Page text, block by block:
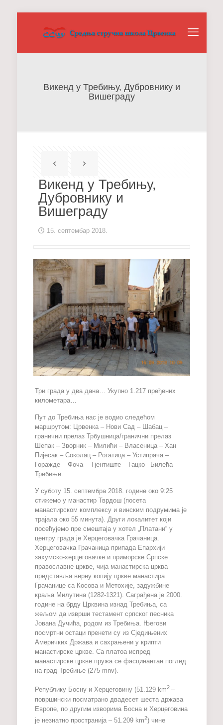
Викенд у Требињу, Дубровнику и
Вишеграду
Викенд у Требињу,
Дубровнику и
Вишеграду
15. септембар 2018.
Три града у два дана… Укупно 1.217 пређених
километара…
Пут до Требиња нас је водио следећом
маршрутом: Црвенка – Нови Сад – Шабац –
гранични прелаз Трбушница/гранични прелаз
Шепак – Зворник – Милићи – Власеница – Хан
Пијесак – Соколац – Рогатица – Устипрача –
Горажде – Фоча – Тјентиште – Гацко –Билећа –
Требиње.
У суботу 15. септембра 2018. године око 9:25
стижемо у манастир Тврдош (посета
манастирском комплексу и винским подрумима је
трајала око 55 минута). Други локалитет који
посећујемо пре смештаја у хотел „Платани“ у
центру града је Херцеговачка Грачаница.
Херцеговачка Грачаница припада Епархији
захумско-херцеговачке и приморске Српске
православне цркве, чија манастирска црква
представља верну копију цркве манастира
Грачанице са Косова и Метохије, задужбине
краља Милутина (1282-1321). Саграђена је 2000.
године на брду Црквина изнад Требиња, са
жељом да изврши тестамент српског песника
Јована Дучића, родом из Требиња. Његови
посмртни остаци пренети су из Сједињених
Америчких Држава и сахрањени у крипти
манастирске цркве. Са платоа испред
манастирске цркве пружа се фасцинантан поглед
на град Требиње (275 mnv).
Републику Босну и Херцеговину (51.129 km2 –
површински посматрано двадесет шеста држава
Европе, по другим изворима Босна и Херцеговина
је незнатно пространија – 51.209 km2) чине